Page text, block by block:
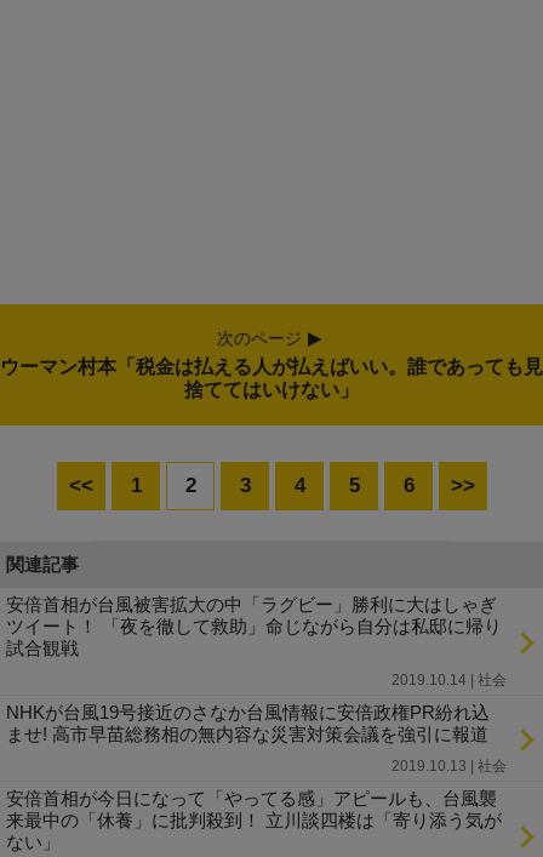
次のページ
ウーマン村本「税金は払える人が払えばいい。誰であっても見
捨ててはいけない」
<< 1 2 3 4 5 6 >>
関連記事
安倍首相が台風被害拡大の中「ラグビー」勝利に大はしゃぎ
ツイート！ 「夜を徹して救助」命じながら自分は私邸に帰り
試合観戦
2019.10.14 | 社会
NHKが台風19号接近のさなか台風情報に安倍政権PR紛れ込
ませ! 高市早苗総務相の無内容な災害対策会議を強引に報道
2019.10.13 | 社会
安倍首相が今日になって「やってる感」アピールも、台風襲
来最中の「休養」に批判殺到！ 立川談四楼は「寄り添う気が
ない」